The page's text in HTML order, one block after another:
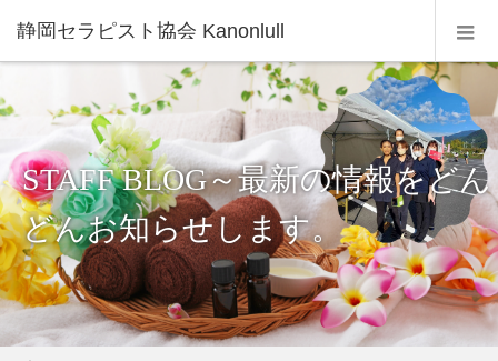
静岡セラピスト協会 Kanonlull
STAFF BLOG～最新の情報をどん
どんお知らせします。